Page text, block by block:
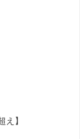
え】